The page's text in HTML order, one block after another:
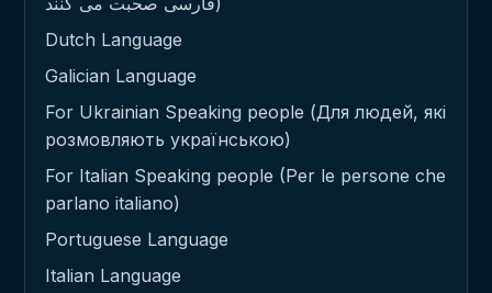
Dutch Language
Galician Language
For Ukrainian Speaking people (Для людей, які
розмовляють українською)
For Italian Speaking people (Per le persone che
parlano italiano)
Portuguese Language
Italian Language